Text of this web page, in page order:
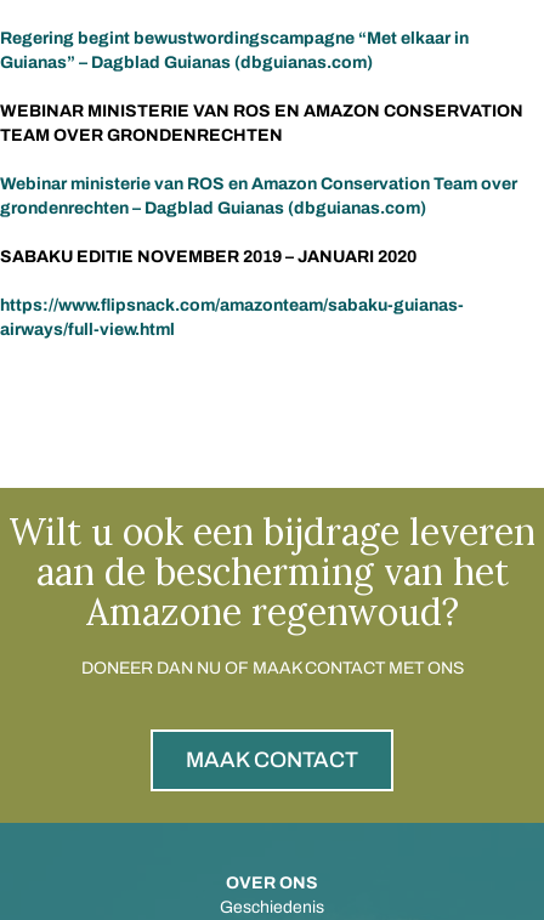
Regering begint bewustwordingscampagne “Met elkaar in
Guianas” – Dagblad Guianas (dbguianas.com)
WEBINAR MINISTERIE VAN ROS EN AMAZON CONSERVATION
TEAM OVER GRONDENRECHTEN
Webinar ministerie van ROS en Amazon Conservation Team over
grondenrechten – Dagblad Guianas (dbguianas.com)
SABAKU EDITIE NOVEMBER 2019 – JANUARI 2020
https://www.flipsnack.com/amazonteam/sabaku-guianas-
airways/full-view.html
Wilt u ook een bijdrage leveren
aan de bescherming van het
Amazone regenwoud?
DONEER DAN NU OF MAAK CONTACT MET ONS
MAAK CONTACT
OVER ONS
Geschiedenis